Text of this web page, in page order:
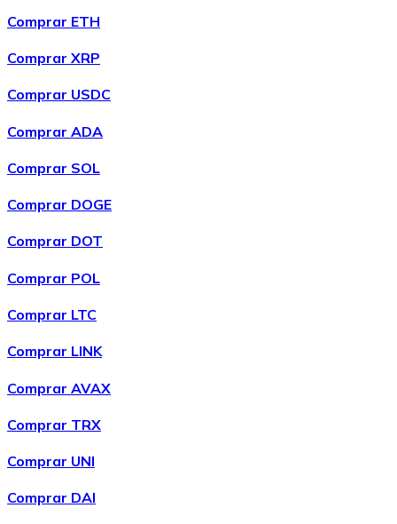
Comprar ETH
Comprar XRP
Comprar USDC
Comprar ADA
Comprar SOL
Comprar DOGE
Comprar DOT
Comprar POL
Comprar LTC
Comprar LINK
Comprar AVAX
Comprar TRX
Comprar UNI
Comprar DAI